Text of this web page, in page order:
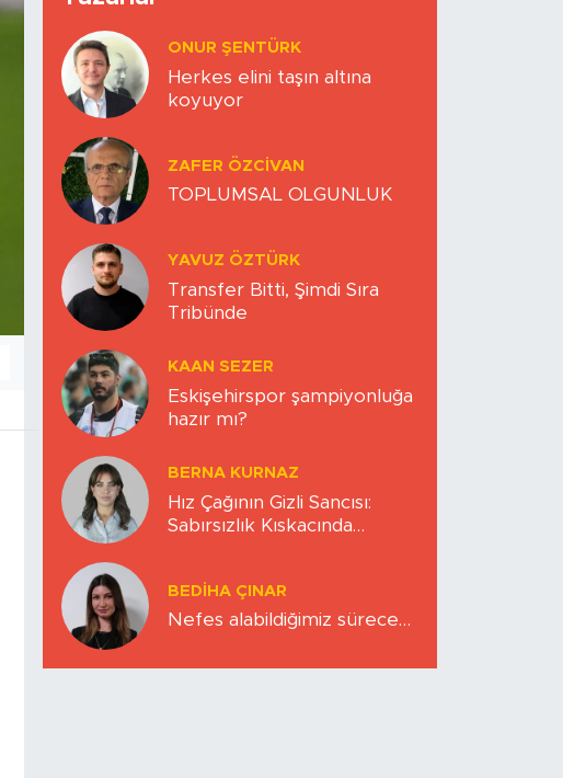
ONUR ŞENTÜRK
Herkes elini taşın altına
koyuyor
ZAFER ÖZCIVAN
TOPLUMSAL OLGUNLUK
YAVUZ ÖZTÜRK
Transfer Bitti, Şimdi Sıra
Tribünde
KAAN SEZER
Eskişehirspor şampiyonluğa
hazır mı?
BERNA KURNAZ
Hız Çağının Gizli Sancısı:
Sabırsızlık Kıskacında
BEDIHA ÇINAR
Nefes alabildiğimiz sürece…